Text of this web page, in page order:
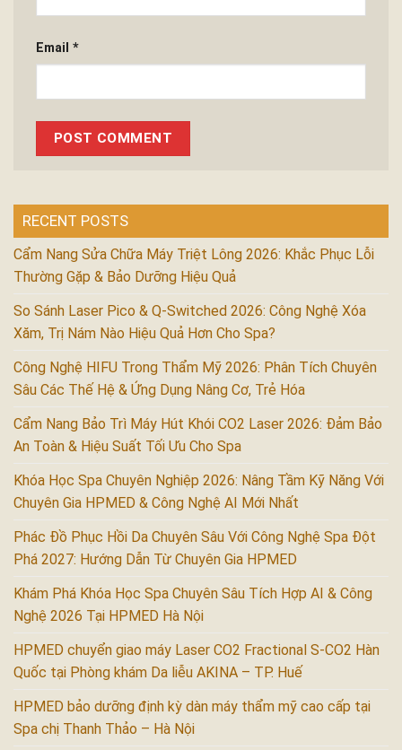
Email *
RECENT POSTS
Cẩm Nang Sửa Chữa Máy Triệt Lông 2026: Khắc Phục Lỗi
Thường Gặp & Bảo Dưỡng Hiệu Quả
So Sánh Laser Pico & Q-Switched 2026: Công Nghệ Xóa
Xăm, Trị Nám Nào Hiệu Quả Hơn Cho Spa?
Công Nghệ HIFU Trong Thẩm Mỹ 2026: Phân Tích Chuyên
Sâu Các Thế Hệ & Ứng Dụng Nâng Cơ, Trẻ Hóa
Cẩm Nang Bảo Trì Máy Hút Khói CO2 Laser 2026: Đảm Bảo
An Toàn & Hiệu Suất Tối Ưu Cho Spa
Khóa Học Spa Chuyên Nghiệp 2026: Nâng Tầm Kỹ Năng Với
Chuyên Gia HPMED & Công Nghệ AI Mới Nhất
Phác Đồ Phục Hồi Da Chuyên Sâu Với Công Nghệ Spa Đột
Phá 2027: Hướng Dẫn Từ Chuyên Gia HPMED
Khám Phá Khóa Học Spa Chuyên Sâu Tích Hợp AI & Công
Nghệ 2026 Tại HPMED Hà Nội
HPMED chuyển giao máy Laser CO2 Fractional S-CO2 Hàn
Quốc tại Phòng khám Da liễu AKINA – TP. Huế
HPMED bảo dưỡng định kỳ dàn máy thẩm mỹ cao cấp tại
Spa chị Thanh Thảo – Hà Nội